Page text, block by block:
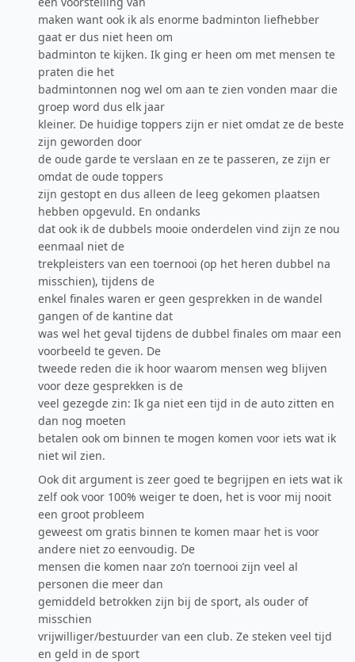
maken want ook ik als enorme badminton liefhebber
gaat er dus niet heen om
badminton te kijken. Ik ging er heen om met mensen te
praten die het
badmintonnen nog wel om aan te zien vonden maar die
groep word dus elk jaar
kleiner. De huidige toppers zijn er niet omdat ze de beste
zijn geworden door
de oude garde te verslaan en ze te passeren, ze zijn er
omdat de oude toppers
zijn gestopt en dus alleen de leeg gekomen plaatsen
hebben opgevuld. En ondanks
dat ook ik de dubbels mooie onderdelen vind zijn ze nou
eenmaal niet de
trekpleisters van een toernooi (op het heren dubbel na
misschien), tijdens de
enkel finales waren er geen gesprekken in de wandel
gangen of de kantine dat
was wel het geval tijdens de dubbel finales om maar een
voorbeeld te geven. De
tweede reden die ik hoor waarom mensen weg blijven
voor deze gesprekken is de
veel gezegde zin: Ik ga niet een tijd in de auto zitten en
dan nog moeten
betalen ook om binnen te mogen komen voor iets wat ik
niet wil zien.
Ook dit argument is zeer goed te begrijpen en iets wat ik
zelf ook voor 100% weiger te doen, het is voor mij nooit
een groot probleem
geweest om gratis binnen te komen maar het is voor
andere niet zo eenvoudig. De
mensen die komen naar zo’n toernooi zijn veel al
personen die meer dan
gemiddeld betrokken zijn bij de sport, als ouder of
misschien
vrijwilliger/bestuurder van een club. Ze steken veel tijd
en geld in de sport